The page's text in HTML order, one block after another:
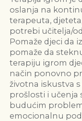
oslanja na
terapeuta,
potrebi učitelja/
Pomaže djeci da
pomaže da
terapiju igrom
način ponovno
životna iskustva
prošlosti i učenja
budućim
emocionalnu